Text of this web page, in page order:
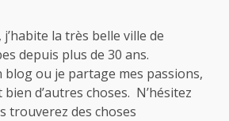
j’habite la très belle ville de
depuis plus de 30 ans.
blog ou je partage mes passions,
d’autres choses. N’hésitez
trouverez des choses